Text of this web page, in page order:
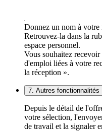
Donnez un nom à votre
Retrouvez-la dans la
espace personnel.
Vous souhaitez
d'emploi liées à votre
la réception ».
7. Autres fonctionnalités
Depuis le détail de
votre sélection,
de travail et la signaler